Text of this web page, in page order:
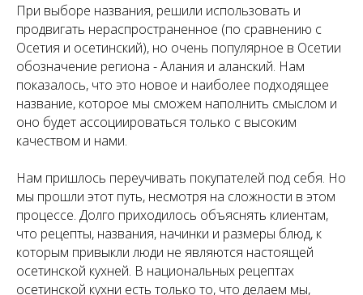
При выборе названия, решили использовать и
продвигать нераспространенное (по сравнению с
Осетия и осетинский), но очень популярное в Осетии
обозначение региона - Алания и аланский. Нам
показалось, что это новое и наиболее подходящее
название, которое мы сможем наполнить смыслом и
оно будет ассоциироваться только с высоким
качеством и нами.
Нам пришлось переучивать покупателей под себя. Но
мы прошли этот путь, несмотря на сложности в этом
процессе. Долго приходилось объяснять клиентам,
что рецепты, названия, начинки и размеры блюд, к
которым привыкли люди не являются настоящей
осетинской кухней. В национальных рецептах
осетинской кухни есть только то, что делаем мы,